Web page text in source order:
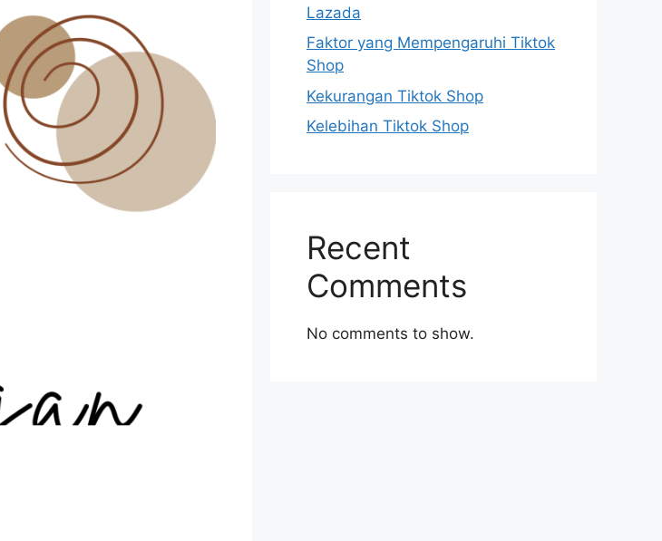
Lazada
Faktor yang Mempengaruhi Tiktok
Shop
Kekurangan Tiktok Shop
Kelebihan Tiktok Shop
Recent
Comments
No comments to show.